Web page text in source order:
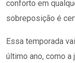
conforto em
sobreposição é
Essa temporada
último ano, como